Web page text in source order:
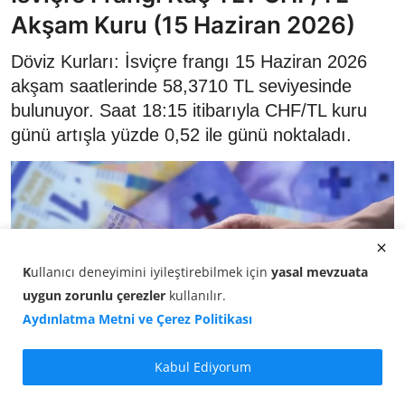
Akşam Kuru (15 Haziran 2026)
Döviz Kurları: İsviçre frangı 15 Haziran 2026
akşam saatlerinde 58,3710 TL seviyesinde
bulunuyor. Saat 18:15 itibarıyla CHF/TL kuru
günü artışla yüzde 0,52 ile günü noktaladı.
Kullanıcı deneyimini iyileştirebilmek için yasal mevzuata
uygun zorunlu çerezler kullanılır.
Aydınlatma Metni ve Çerez Politikası
Kabul Ediyorum